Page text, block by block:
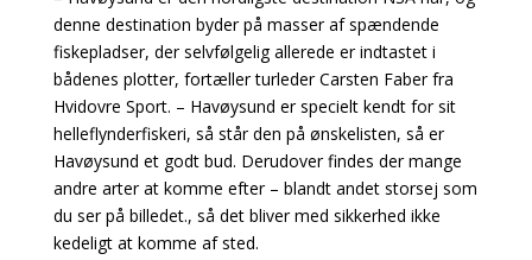
denne destination byder på masser af spændende
fiskepladser, der selvfølgelig allerede er indtastet i
bådenes plotter, fortæller turleder Carsten Faber fra
Hvidovre Sport. – Havøysund er specielt kendt for sit
helleflynderfiskeri, så står den på ønskelisten, så er
Havøysund et godt bud. Derudover findes der mange
andre arter at komme efter – blandt andet storsej som
du ser på billedet., så det bliver med sikkerhed ikke
kedeligt at komme af sted.